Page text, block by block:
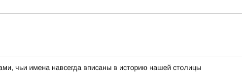
чьи имена навсегда вписаны в историю нашей столицы